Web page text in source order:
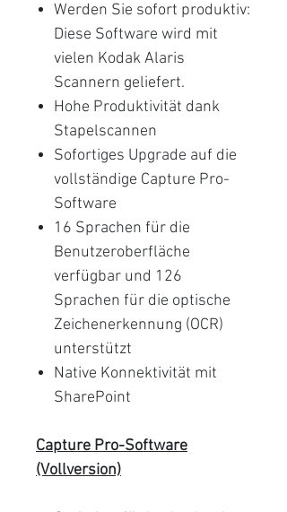
Werden Sie sofort produktiv:
Diese Software wird mit
vielen Kodak Alaris
Scannern geliefert.
Hohe Produktivität dank
Stapelscannen
Sofortiges Upgrade auf die
vollständige Capture Pro-
Software
16 Sprachen für die
Benutzeroberfläche
verfügbar und 126
Sprachen für die optische
Zeichenerkennung (OCR)
unterstützt
Native Konnektivität mit
SharePoint
Capture Pro-Software
(Vollversion)